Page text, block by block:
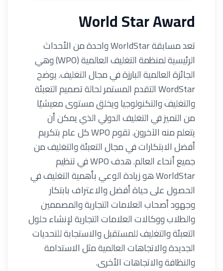
World Star Award
تعد مسابقة WorldStar واحدة من الأحداث
الرئيسية لمنظمة التغليف العالمية (WPO) وهي
الجائزة العالمية البارزة في مجال التغليف. يوضح
WordStar التقدم المستمر لحالة تصميم التعبئة
والتغليف والتكنولوجيا ويخلق مستوى معيشيًا
من التميز في التغليف الدولي الذي يمكن أن
يتعلم منه الآخرون. تقوم WPO كل عام بتكريم
أفضل الابتكارات في مجال التعبئة والتغليف من
جميع أنحاء العالم. هدف WPO في تنظيم
WorldStar هو زيادة الوعي بأهمية التغليف في
الحصول على حياة أفضل والاعتراف بابتكار
وجهود أصحاب العلامات التجارية والمصممين
والطلاب ووكالات العلامات التجارية لإنشاء حلول
التعبئة والتغليف للمستقبل والاستجابة للتحديات
الجديدة والاتجاهات العالمية مثل الاستدامة
والنظافة والاتجاهات الأخرى.